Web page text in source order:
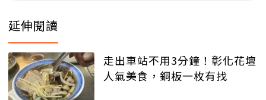
延伸閱讀
走出車站不用3分鐘！彰化花壇
人氣美食，銅板一枚有找